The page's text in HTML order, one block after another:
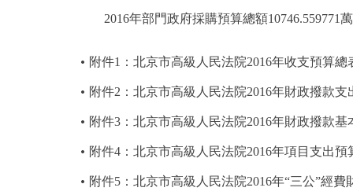
2016年部門政府採購預算總額10746.559771萬
附件1：北京市高級人民法院2016年收支預算總
附件2：北京市高級人民法院2016年財政撥款支
附件3：北京市高級人民法院2016年財政撥款
附件4：北京市高級人民法院2016年項目支出預
附件5：北京市高級人民法院2016年“三公”經費